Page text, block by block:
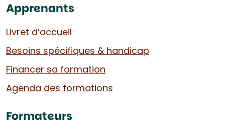
Apprenants
Livret d’accueil
Besoins spécifiques & handicap
Financer sa formation
Agenda des formations
Formateurs